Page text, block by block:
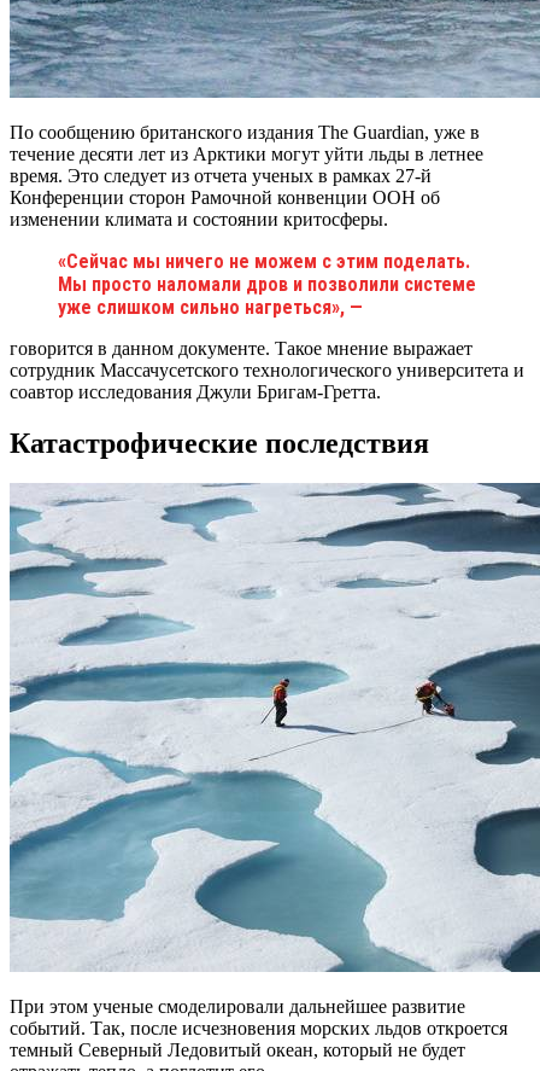
По сообщению британского издания The Guardian, уже в
течение десяти лет из Арктики могут уйти льды в летнее
время. Это следует из отчета ученых в рамках 27-й
Конференции сторон Рамочной конвенции ООН об
изменении климата и состоянии критосферы.
«Сейчас мы ничего не можем с этим поделать.
Мы просто наломали дров и позволили системе
уже слишком сильно нагреться», —
говорится в данном документе. Такое мнение выражает
сотрудник Массачусетского технологического университета и
соавтор исследования Джули Бригам-Гретта.
Катастрофические последствия
При этом ученые смоделировали дальнейшее развитие
событий. Так, после исчезновения морских льдов откроется
темный Северный Ледовитый океан, который не будет